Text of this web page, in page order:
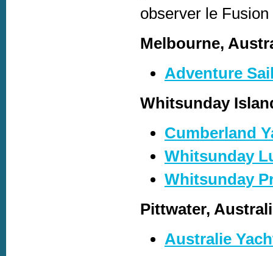
observer le
Melbourne,
Adventure
Whitsunday
Cumberland
Whitsunday
Whitsunday
Pittwater,
Australie